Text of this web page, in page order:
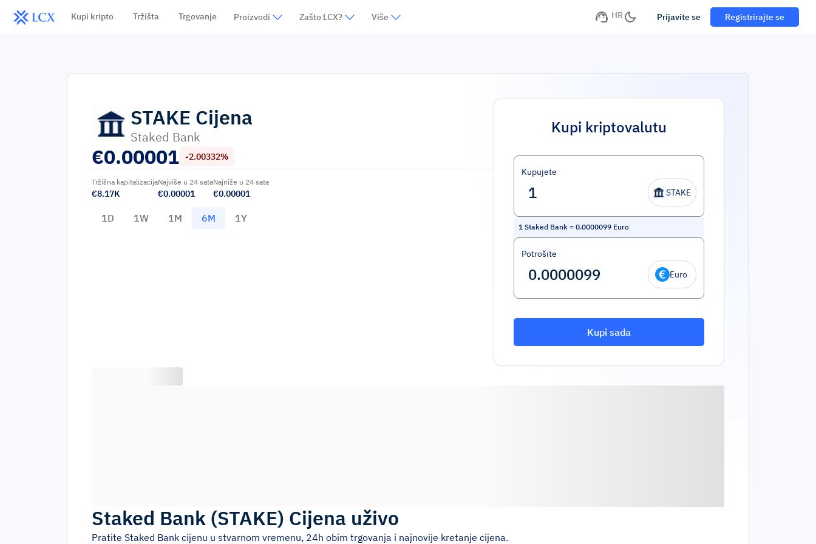
Kupi kripto Tržišta Trgovanje Proizvodi Zašto LCX? Više HR Prijavite se Registrirajte se
STAKE Cijena
Staked Bank
€0.00001 -2.00332%
Tržišna kapitalizacija
€8.17K
Najviše u 24 sata
€0.00001
Najniže u 24 sata
€0.00001
1D 1W 1M 6M 1Y
Kupi kriptovalutu
Kupujete
STAKE
1 Staked Bank = 0.0000099 Euro
Potrošite
Euro
Kupi sada
Staked Bank (STAKE) Cijena uživo
Pratite Staked Bank cijenu u stvarnom vremenu, 24h obim trgovanja i najnovije kretanje cijena.